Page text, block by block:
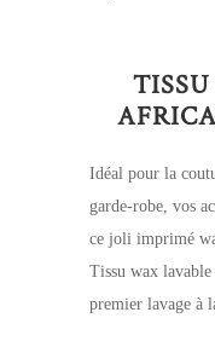
Idéal pour la
garde-robe, vos
ce joli imprimé
Tissu wax lavable
premier lavage à